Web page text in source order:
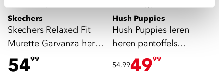
Skechers
Skechers Relaxed Fit
Murette Garvanza heren
pantoffels bruin
5499
Hush Puppies
Hush Puppies leren
heren pantoffels
gevoerd cognac
54,994999